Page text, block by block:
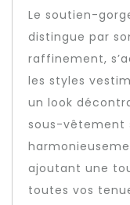
Le soutien-
distingue par
raffinement,
les styles
un look
sous-vêtement
ajoutant une
toutes vos